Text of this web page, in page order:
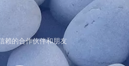
赖的合作伙伴和朋友